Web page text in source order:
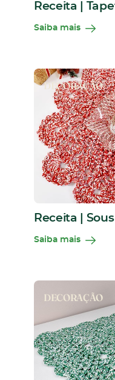
Receita |
Saiba mais
Receita |
Saiba mais
DECORAÇÃO
DECORAÇÃO